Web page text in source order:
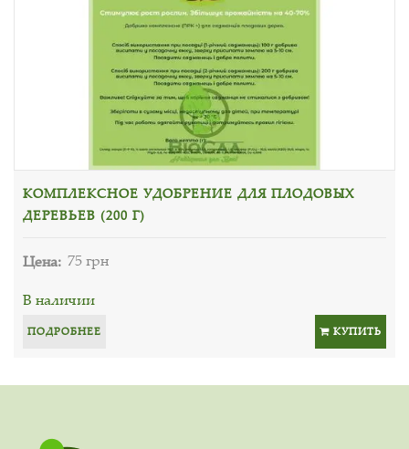
КОМПЛЕКСНОЕ УДОБРЕНИЕ ДЛЯ ПЛОДОВЫХ
ДЕРЕВЬЕВ (200 Г)
Цена: 75 грн
В наличии
ПОДРОБНЕЕ КУПИТЬ